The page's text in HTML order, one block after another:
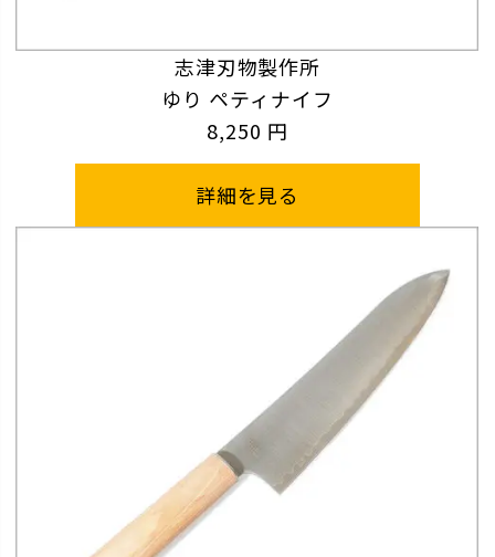
志津刃物製作所
ゆり ペティナイフ
8,250 円
詳細を見る